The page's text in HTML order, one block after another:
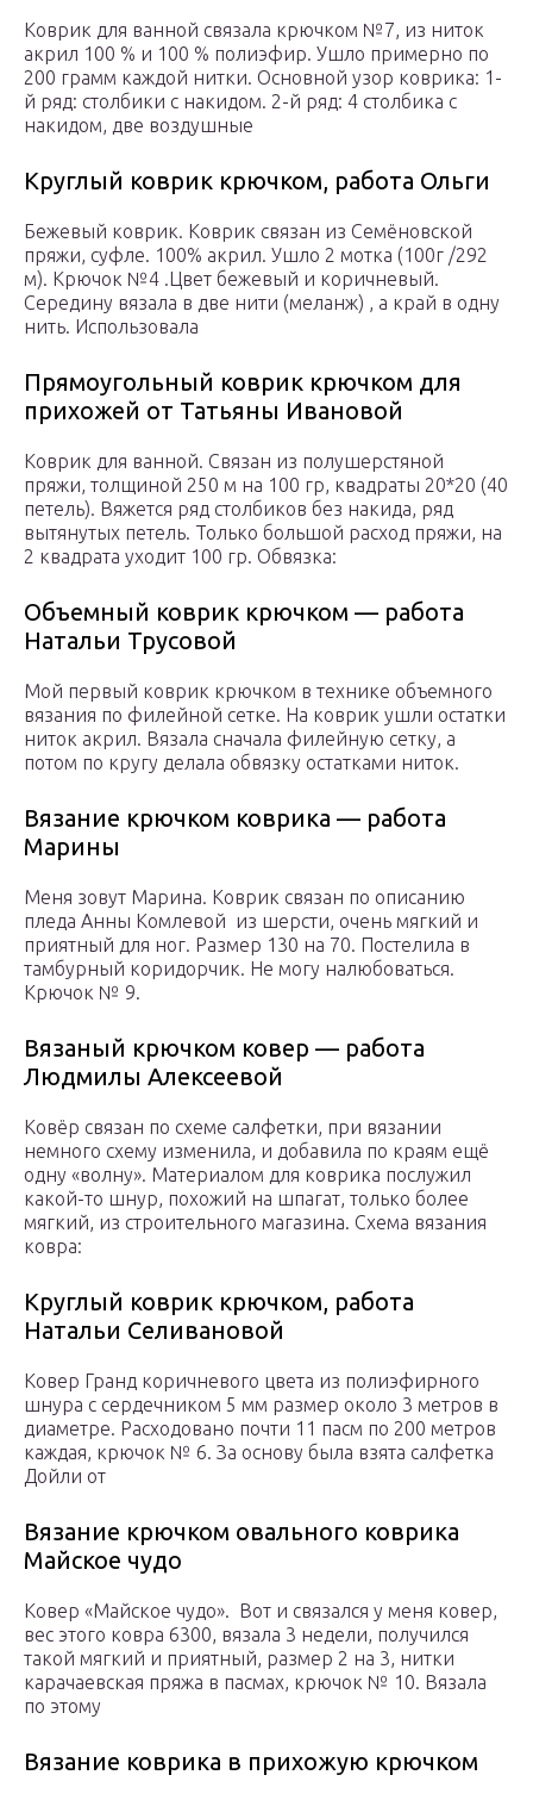
Коврик для ванной связала крючком №7, из ниток
акрил 100 % и 100 % полиэфир. Ушло примерно по
200 грамм каждой нитки. Основной узор коврика: 1-
й ряд: столбики с накидом. 2-й ряд: 4 столбика с
накидом, две воздушные
Круглый коврик крючком, работа Ольги
Бежевый коврик. Коврик связан из Семёновской
пряжи, суфле. 100% акрил. Ушло 2 мотка (100г /292
м). Крючок №4 .Цвет бежевый и коричневый.
Середину вязала в две нити (меланж) , а край в одну
нить. Использовала
Прямоугольный коврик крючком для
прихожей от Татьяны Ивановой
Коврик для ванной. Связан из полушерстяной
пряжи, толщиной 250 м на 100 гр, квадраты 20*20 (40
петель). Вяжется ряд столбиков без накида, ряд
вытянутых петель. Только большой расход пряжи, на
2 квадрата уходит 100 гр. Обвязка:
Объемный коврик крючком — работа
Натальи Трусовой
Мой первый коврик крючком в технике объемного
вязания по филейной сетке. На коврик ушли остатки
ниток акрил. Вязала сначала филейную сетку, а
потом по кругу делала обвязку остатками ниток.
Вязание крючком коврика — работа
Марины
Меня зовут Марина. Коврик связан по описанию
пледа Анны Комлевой из шерсти, очень мягкий и
приятный для ног. Размер 130 на 70. Постелила в
тамбурный коридорчик. Не могу налюбоваться.
Крючок № 9.
Вязаный крючком ковер — работа
Людмилы Алексеевой
Ковёр связан по схеме салфетки, при вязании
немного схему изменила, и добавила по краям ещё
одну «волну». Материалом для коврика послужил
какой-то шнур, похожий на шпагат, только более
мягкий, из строительного магазина. Схема вязания
ковра:
Круглый коврик крючком, работа
Натальи Селивановой
Ковер Гранд коричневого цвета из полиэфирного
шнура с сердечником 5 мм размер около 3 метров в
диаметре. Расходовано почти 11 пасм по 200 метров
каждая, крючок № 6. За основу была взята салфетка
Дойли от
Вязание крючком овального коврика
Майское чудо
Ковер «Майское чудо». Вот и связался у меня ковер,
вес этого ковра 6300, вязала 3 недели, получился
такой мягкий и приятный, размер 2 на 3, нитки
карачаевская пряжа в пасмах, крючок № 10. Вязала
по этому
Вязание коврика в прихожую крючком